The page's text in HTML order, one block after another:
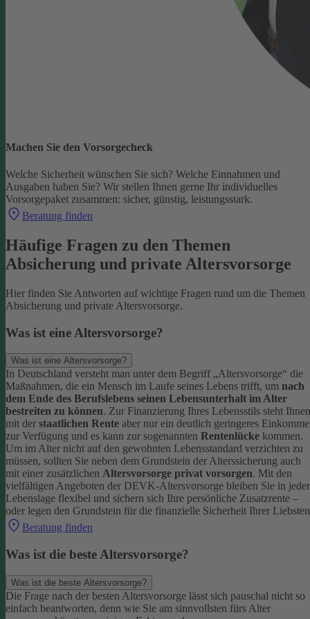
Machen Sie den Vorsorgecheck
Welche Sicherheit wünschen Sie sich? Welche Einnahmen und
Ausgaben haben Sie? Wir stellen Ihnen gerne Ihr individuelles
Vorsorgepaket zusammen: sicher, günstig, leistungsstark.
Beratung finden
Häufige Fragen zu den Themen
Absicherung und private Altersvorsorge
Hier finden Sie Antworten auf wichtige Fragen rund um die Themen
Absicherung und private Altersvorsorge.
Was ist eine Altersvorsorge?
Was ist eine Altersvorsorge?
In Deutschland versteht man unter dem Begriff „Altersvorsorge“ die
Maßnahmen, die ein Mensch im Laufe seines Lebens trifft, um nach
dem Ende des Berufslebens seinen Lebensunterhalt im Alter
bestreiten zu können. Zur Finanzierung Ihres Lebensstils steht Ihnen
mit der staatlichen Rente aber nur ein deutlich geringeres
zur Verfügung und es kann zur sogenannten Rentenlücke kommen.
Um im Alter nicht auf den gewohnten Lebensstandard verzichten zu
müssen, sollten Sie neben dem Grundstein der Alterssicherung auch
mit einer zusätzlichen Altersvorsorge privat vorsorgen. Mit den
vielfältigen Angeboten der DEVK-Altersvorsorge bleiben Sie in jeder
Lebenslage flexibel und sichern sich Ihre persönliche Zusatzrente –
oder legen den Grundstein für die finanzielle Sicherheit Ihrer
Beratung finden
Was ist die beste Altersvorsorge?
Was ist die beste Altersvorsorge?
Die Frage nach der besten Altersvorsorge lässt sich pauschal nicht so
einfach beantworten, denn wie Sie am sinnvollsten fürs Alter